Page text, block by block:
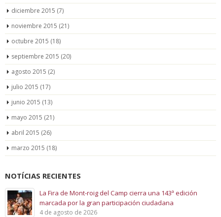
diciembre 2015 (7)
noviembre 2015 (21)
octubre 2015 (18)
septiembre 2015 (20)
agosto 2015 (2)
julio 2015 (17)
junio 2015 (13)
mayo 2015 (21)
abril 2015 (26)
marzo 2015 (18)
NOTÍCIAS RECIENTES
La Fira de Mont-roig del Camp cierra una 143ª edición
marcada por la gran participación ciudadana
4 de agosto de 2026